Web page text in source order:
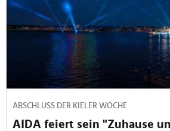
ABSCHLUSS DER KIELER WOCHE
AIDA feiert sein "Zuhause